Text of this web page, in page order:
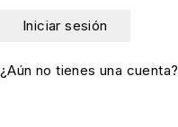
¿Aún no tienes una cuenta?